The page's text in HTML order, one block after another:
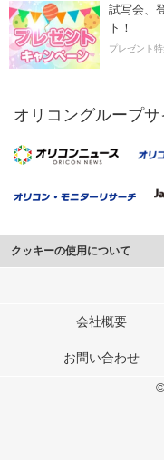
試写会、
ト！
プレゼント
オリコングループサ
クッキーの使用について
このサイトでは Cookie を使
行っています。
メディアや広告配信、データ
会社概要
お問い合わせ